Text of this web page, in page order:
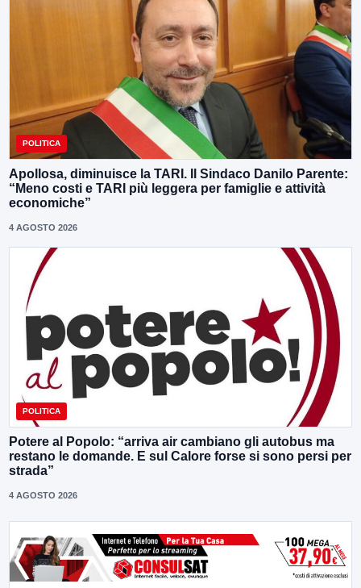
POLITICA
Apollosa, diminuisce la TARI. Il Sindaco Danilo Parente:
“Meno costi e TARI più leggera per famiglie e attività
economiche”
4 AGOSTO 2026
POLITICA
Potere al Popolo: “arriva air cambiano gli autobus ma
restano le domande. E sul Calore forse si sono persi per
strada”
4 AGOSTO 2026